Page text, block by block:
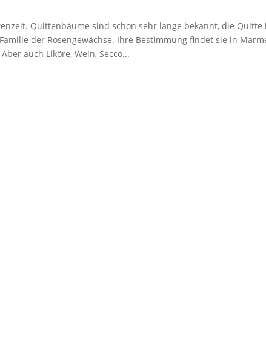
Quittenbäume sind schon sehr lange bekannt, die Quitte
der Rosengewächse. Ihre Bestimmung findet sie in
auch Liköre, Wein, Secco...